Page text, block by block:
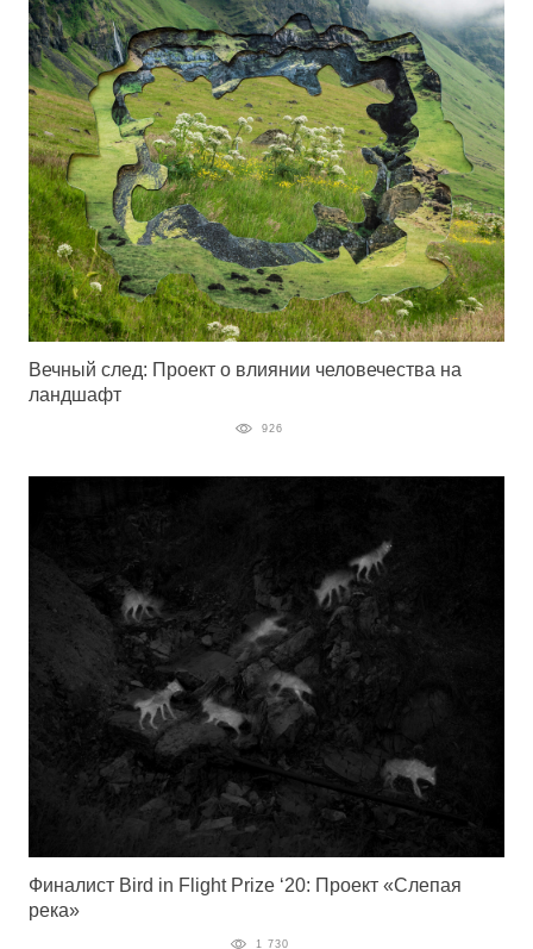
Вечный след: Проект о влиянии человечества на
ландшафт
926
Финалист Bird in Flight Prize ‘20: Проект «Слепая
река»
1 730